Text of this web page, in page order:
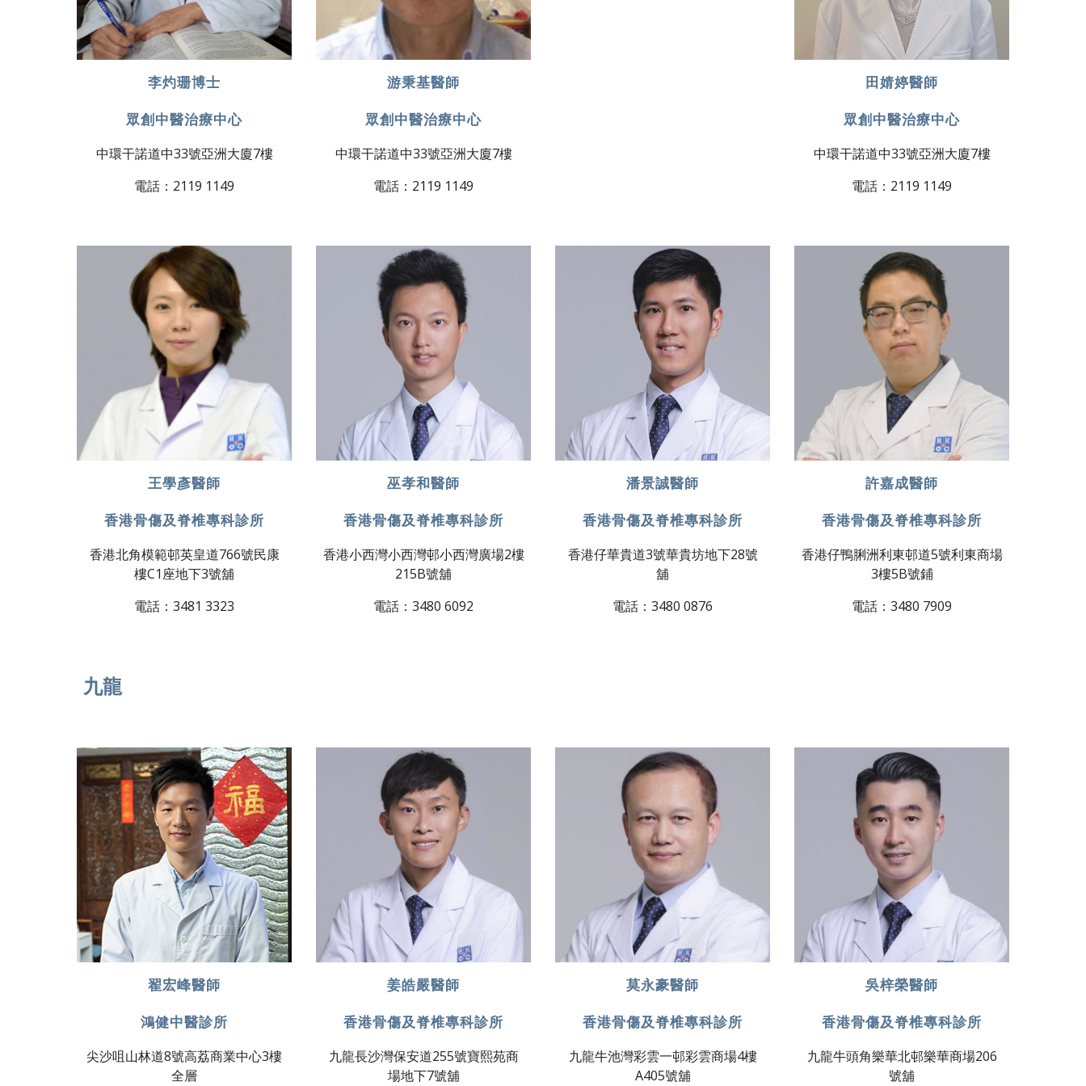
李灼珊博士
眾創中醫治療中心
中環干諾道中33號亞洲大廈7樓
電話：2119 1149
游秉基醫師
眾創中醫治療中心
中環干諾道中33號亞洲大廈7樓
電話：2119 1149
田婧婷醫師
眾創中醫治療中心
中環干諾道中33號亞洲大廈7樓
電話：2119 1149
王學彥醫師
香港骨傷及脊椎專科診所
香港北角模範邨英皇道766號民康
樓C1座地下3號舖
電話：3481 3323
巫孝和醫師
香港骨傷及脊椎專科診所
香港小西灣小西灣邨小西灣廣場2樓
215B號舖
電話：3480 6092
潘景誠醫師​
香港骨傷及脊椎專科診所
香港仔華貴道3號華貴坊地下28號
舖
電話：3480 0876
許嘉成醫師
香港骨傷及脊椎專科診所
香港仔鴨脷洲利東邨道5號利東商場
3樓5B號鋪
電話：3480 7909​
九龍
翟宏峰醫師
鴻健中醫診所
尖沙咀山林道8號高荔商業中心3樓
全層
姜皓嚴醫師
香港骨傷及脊椎專科診所
九龍長沙灣保安道255號寶熙苑商
場地下7號舖
莫永豪醫師
香港骨傷及脊椎專科診所
九龍牛池灣彩雲一邨彩雲商場4樓
A405號舖
吳梓榮醫師
香港骨傷及脊椎專科診所
九龍牛頭角樂華北邨樂華商場​206
號舖